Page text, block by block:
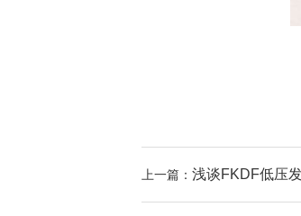
上一篇： 浅谈FKDF低压